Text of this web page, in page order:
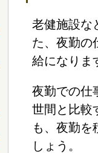
老健施設な
た、夜勤の
給になりま
夜勤での仕
世間と比較
も、夜勤を
しょう。